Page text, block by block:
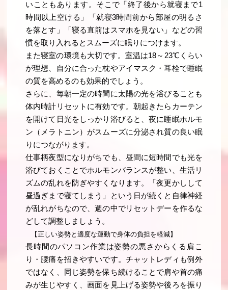
いこともあります。そこで「終了後から就寝まで1
時間以上空ける」「就寝3時間前から部屋の明るさ
を落とす」「寝る直前はスマホを見ない」などの習
慣を取り入れるとスムーズに眠りにつけます。
また寝室の環境も大切です。室温は18～23℃くらい
が理想、自分に合った枕やアイマスク・耳栓で睡眠
の質を高めるのも効果的でしょう。
さらに、毎朝一定の時間に太陽の光を浴びることも
体内時計リセットに有効です。朝起きたらカーテン
を開けて日光をしっかり浴びると、夜に睡眠ホルモ
ン（メラトニン）がスムーズに分泌され質の良い眠
りにつながります。
仕事柄夜型になりがちでも、昼間に短時間でも光を
浴びておくことでホルモンバランスが整い、生活リ
ズムの乱れを防ぎやすくなります。「夜更かしして
昼過ぎまで寝てしまう」という日が続くと自律神経
が乱れがちなので、週の中でリセットデーを作るな
どして調整しましょう。
【正しい姿勢と適度な運動で身体の負担を軽減】
長時間のパソコン作業は姿勢の悪さからくる肩こ
り・腰痛を招きやすいです。チャットレディも例外
ではなく、同じ姿勢を保ち続けることで肩や首の痛
みが生じやすく、画面を見上げる姿勢や後ろを振り